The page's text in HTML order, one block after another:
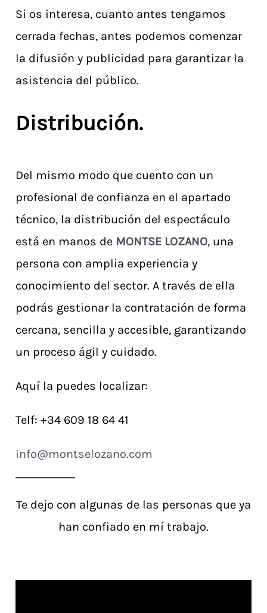
Si os interesa, cuanto antes tengamos
cerrada fechas, antes podemos comenzar
la difusión y publicidad para garantizar la
asistencia del público.
Distribución.
Del mismo modo que cuento con un
profesional de confianza en el apartado
técnico, la distribución del espectáculo
está en manos de MONTSE LOZANO, una
persona con amplia experiencia y
conocimiento del sector. A través de ella
podrás gestionar la contratación de forma
cercana, sencilla y accesible, garantizando
un proceso ágil y cuidado.
Aquí la puedes localizar:
Telf: +34 609 18 64 41
info@montselozano.com
Te dejo con algunas de las personas que ya
han confiado en mí trabajo.